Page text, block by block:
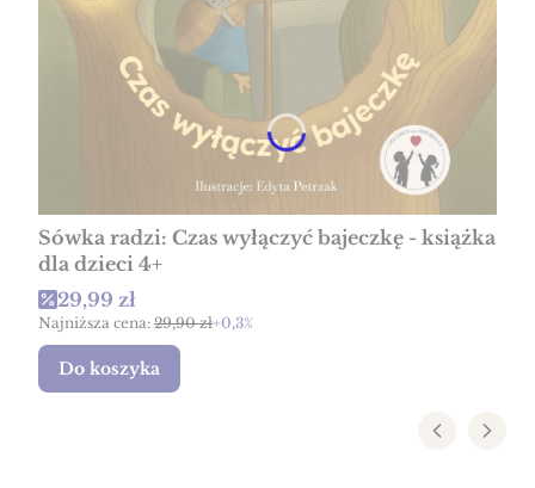
Sówka radzi: Czas wyłączyć bajeczkę - książka
dla dzieci 4+
Cena promocyjna
29,99 zł
Najniższa cena: 29,90 zł+0,3%
Do koszyka